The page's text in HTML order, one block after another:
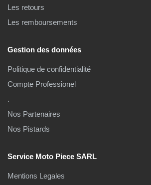
Les retours
Les remboursements
Gestion des données
Politique de confidentialité
Compte Professionel
.
Nos Partenaires
Nos Pistards
Service Moto Piece SARL
Mentions Legales